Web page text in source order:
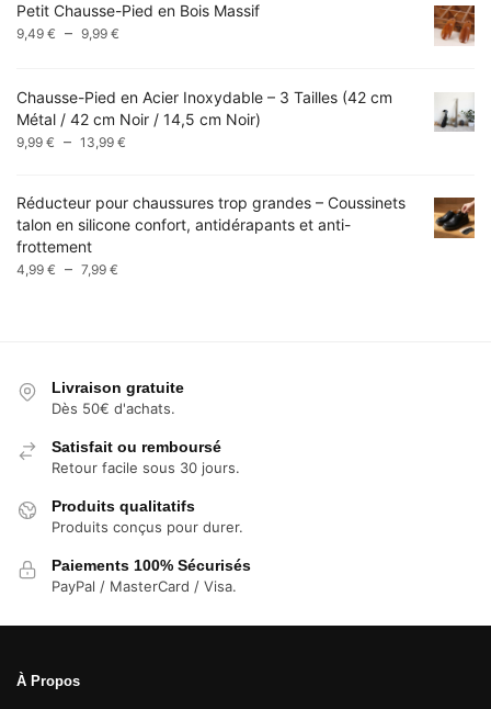
17,99 €
Petit Chausse-Pied en Bois Massif
9,49 € – 9,99 €
9,49 €
à
9,99 €
Chausse-Pied en Acier Inoxydable – 3 Tailles (42 cm
Métal / 42 cm Noir / 14,5 cm Noir)
9,99 € – 13,99 €
9,99 €
à
Réducteur pour chaussures trop grandes – Coussinets
talon en silicone confort, antidérapants et anti-
frottement
4,99 € – 7,99 €
Livraison gratuite
Dès 50€ d'achats.
Satisfait ou remboursé
Retour facile sous 30 jours.
Produits qualitatifs
Produits conçus pour durer.
Paiements 100% Sécurisés
PayPal / MasterCard / Visa.
À Propos